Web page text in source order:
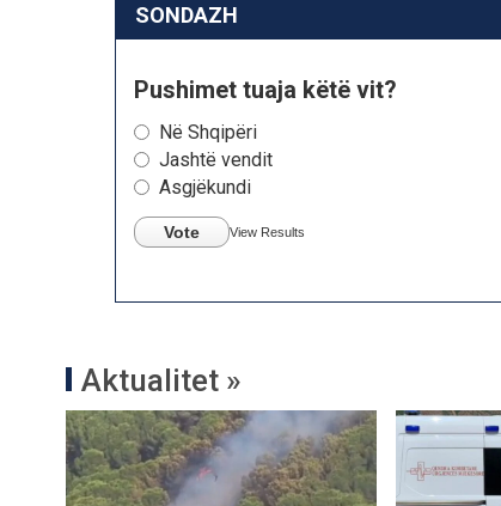
SONDAZH
Pushimet tuaja këtë vit?
Në Shqipëri
Jashtë vendit
Asgjëkundi
Vote View Results
Aktualitet »